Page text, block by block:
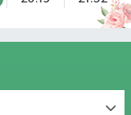
Sitesi No:10 1A